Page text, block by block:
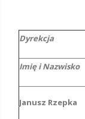
Dyrekcja
Imię i Nazwisko
Janusz Rzepka